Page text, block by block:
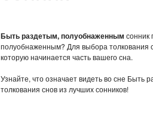
Быть раздетым, полуобнаженным сонник
полуобнаженным? Для выбора толкования
которую начинается часть вашего сна.
Узнайте, что означает видеть во сне
толкования снов из лучших сонников!